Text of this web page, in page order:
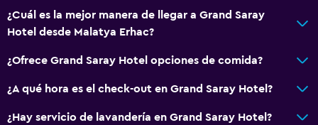
¿Cuál es la mejor manera de llegar a Grand Saray
Hotel desde Malatya Erhac?
¿Ofrece Grand Saray Hotel opciones de comida?
¿A qué hora es el check-out en Grand Saray Hotel?
¿Hay servicio de lavandería en Grand Saray Hotel?